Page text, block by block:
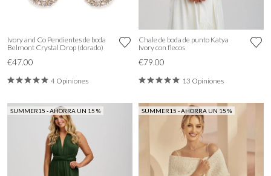
Ivory and Co Pendientes de boda
Belmont Crystal Drop (dorado)
€47.00
4 Opiniones
Chale de boda de punto Katya
Ivory con flecos
€79.00
13 Opiniones
SUMMER15 - AHORRA UN 15 % SUMMER15 - AHORRA UN 15 %